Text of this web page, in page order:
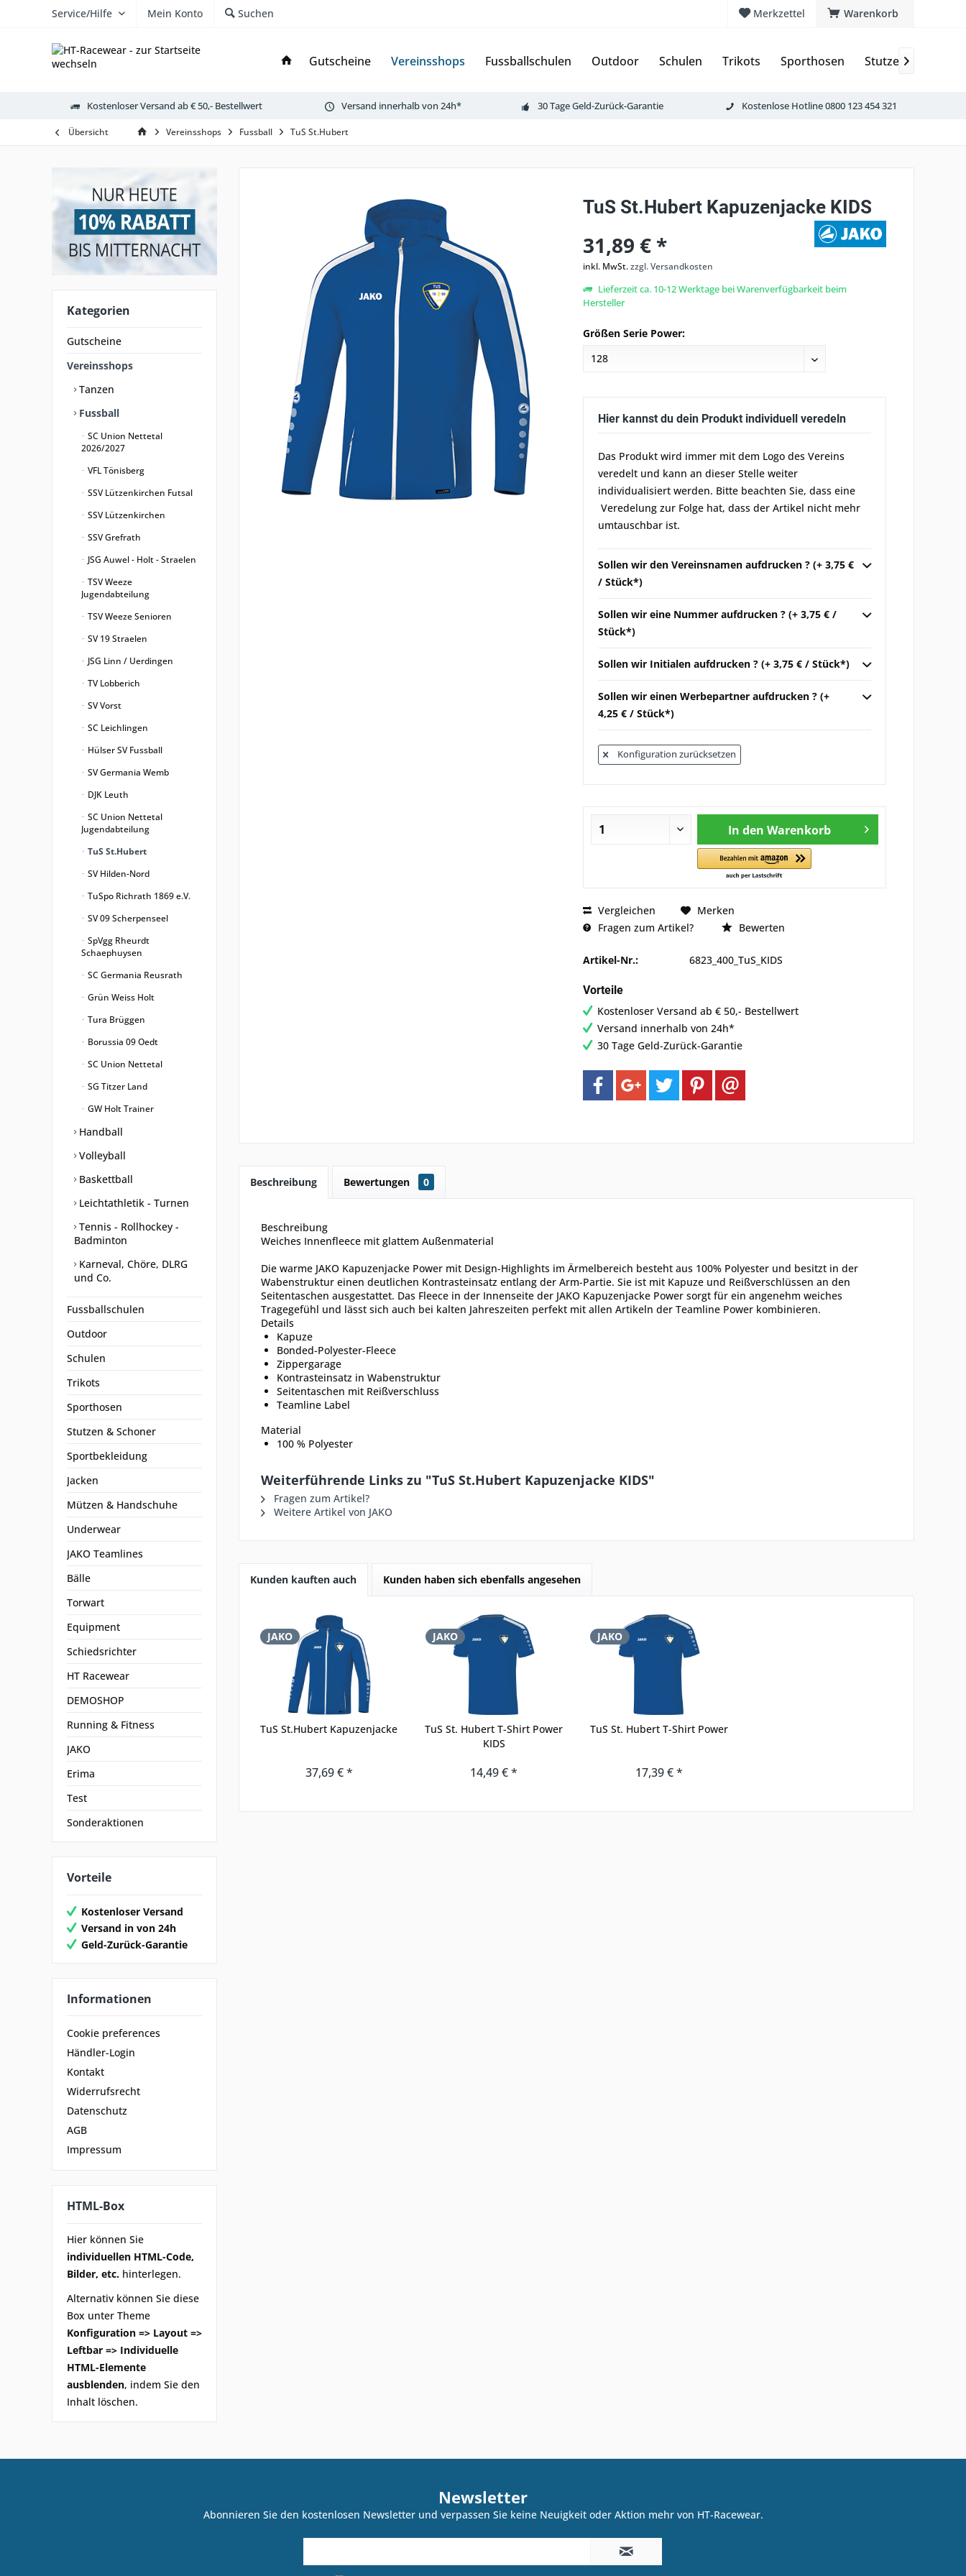
Warenkorb
Merkzettel
Service/Hilfe Mein Konto Suchen
Gutscheine Vereinsshops Fussballschulen Outdoor Schulen Trikots Sporthosen Stutzen & Schoner

Kostenloser Versand ab € 50,- Bestellwert Versand innerhalb von 24h* 30 Tage Geld-Zurück-Garantie Kostenlose Hotline 0800 123 454 321
Übersicht Vereinsshops Fussball TuS St.Hubert
Kategorien
Gutscheine
Vereinsshops
Tanzen
Fussball
SC Union Nettetal
2026/2027
VFL Tönisberg
SSV Lützenkirchen Futsal
SSV Lützenkirchen
SSV Grefrath
JSG Auwel - Holt - Straelen
TSV Weeze
Jugendabteilung
TSV Weeze Senioren
SV 19 Straelen
JSG Linn / Uerdingen
TV Lobberich
SV Vorst
SC Leichlingen
Hülser SV Fussball
SV Germania Wemb
DJK Leuth
SC Union Nettetal
Jugendabteilung
TuS St.Hubert
SV Hilden-Nord
TuSpo Richrath 1869 e.V.
SV 09 Scherpenseel
SpVgg Rheurdt
Schaephuysen
SC Germania Reusrath
Grün Weiss Holt
Tura Brüggen
Borussia 09 Oedt
SC Union Nettetal
SG Titzer Land
GW Holt Trainer
Handball
Volleyball
Baskettball
Leichtathletik - Turnen
Tennis - Rollhockey -
Badminton
Karneval, Chöre, DLRG
und Co.
Fussballschulen
Outdoor
Schulen
Trikots
Sporthosen
Stutzen & Schoner
Sportbekleidung
Jacken
Mützen & Handschuhe
Underwear
JAKO Teamlines
Bälle
Torwart
Equipment
Schiedsrichter
HT Racewear
DEMOSHOP
Running & Fitness
JAKO
Erima
Test
Sonderaktionen
Vorteile
Kostenloser Versand
Versand in von 24h
Geld-Zurück-Garantie
Informationen
Cookie preferences
Händler-Login
Kontakt
Widerrufsrecht
Datenschutz
AGB
Impressum
HTML-Box
Hier können Sie
individuellen HTML-Code,
Bilder, etc. hinterlegen.
Alternativ können Sie diese
Box unter Theme
Konfiguration => Layout =>
Leftbar => Individuelle
HTML-Elemente
ausblenden, indem Sie den
Inhalt löschen.
TuS St.Hubert Kapuzenjacke KIDS
31,89 € *
inkl. MwSt.zzgl. Versandkosten
Lieferzeit ca. 10-12 Werktage bei Warenverfügbarkeit beim
Hersteller
Größen Serie Power:
Hier kannst du dein Produkt individuell veredeln
Das Produkt wird immer mit dem Logo des Vereins
veredelt und kann an dieser Stelle weiter
individualisiert werden. Bitte beachten Sie, dass eine
Veredelung zur Folge hat, dass der Artikel nicht mehr
umtauschbar ist.
Sollen wir den Vereinsnamen aufdrucken ? (+ 3,75 €
/ Stück*)
Sollen wir eine Nummer aufdrucken ? (+ 3,75 € /
Stück*)
Sollen wir Initialen aufdrucken ? (+ 3,75 € / Stück*)
Sollen wir einen Werbepartner aufdrucken ? (+
4,25 € / Stück*)
Konfiguration zurücksetzen
In den Warenkorb
Vergleichen
Merken
Fragen zum Artikel?
Bewerten
Artikel-Nr.: 6823_400_TuS_KIDS
Vorteile
Kostenloser Versand ab € 50,- Bestellwert
Versand innerhalb von 24h*
30 Tage Geld-Zurück-Garantie
Beschreibung Bewertungen 0
Beschreibung
Weiches Innenfleece mit glattem Außenmaterial
Die warme JAKO Kapuzenjacke Power mit Design-Highlights im Ärmelbereich besteht aus 100% Polyester und besitzt in der
Wabenstruktur einen deutlichen Kontrasteinsatz entlang der Arm-Partie. Sie ist mit Kapuze und Reißverschlüssen an den
Seitentaschen ausgestattet. Das Fleece in der Innenseite der JAKO Kapuzenjacke Power sorgt für ein angenehm weiches
Tragegefühl und lässt sich auch bei kalten Jahreszeiten perfekt mit allen Artikeln der Teamline Power kombinieren.
Details
Kapuze
Bonded-Polyester-Fleece
Zippergarage
Kontrasteinsatz in Wabenstruktur
Seitentaschen mit Reißverschluss
Teamline Label
Material
100 % Polyester
Weiterführende Links zu "TuS St.Hubert Kapuzenjacke KIDS"
Fragen zum Artikel?
Weitere Artikel von JAKO
Kunden kauften auch Kunden haben sich ebenfalls angesehen
JAKO
TuS St.Hubert Kapuzenjacke
37,69 € *
JAKO
TuS St. Hubert T-Shirt Power
KIDS
14,49 € *
JAKO
TuS St. Hubert T-Shirt Power
17,39 € *
Newsletter
Abonnieren Sie den kostenlosen Newsletter und verpassen Sie keine Neuigkeit oder Aktion mehr von HT-Racewear.